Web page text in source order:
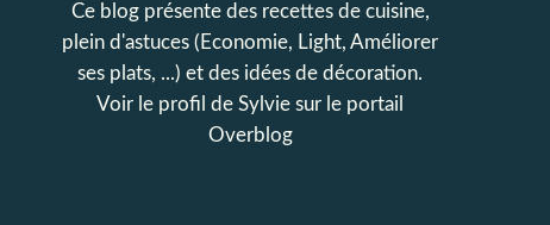
Ce blog présente des recettes de cuisine,
plein d'astuces (Economie, Light, Améliorer
ses plats, ...) et des idées de décoration.
Voir le profil de Sylvie sur le portail
Overblog